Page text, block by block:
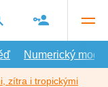
Numerický model
zítra i tropickými